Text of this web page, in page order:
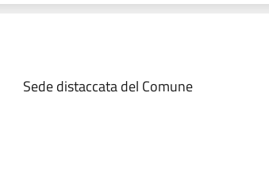
Sede distaccata del Comune